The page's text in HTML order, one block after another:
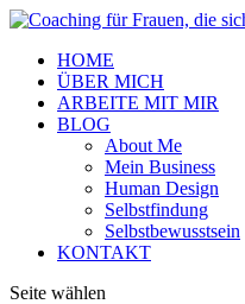
HOME
ÜBER MICH
ARBEITE MIT MIR
BLOG
About Me
Mein Business
Human Design
Selbstfindung
Selbstbewusstsein
KONTAKT
Seite wählen